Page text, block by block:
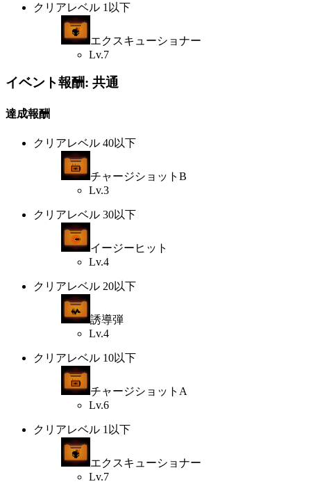
クリアレベル 1以下
エクスキューショナー
Lv.7
イベント報酬: 共通
達成報酬
クリアレベル 40以下
チャージショットB
Lv.3
クリアレベル 30以下
イージーヒット
Lv.4
クリアレベル 20以下
誘導弾
Lv.4
クリアレベル 10以下
チャージショットA
Lv.6
クリアレベル 1以下
エクスキューショナー
Lv.7